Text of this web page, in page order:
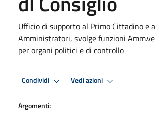
Ufficio di supporto al Primo Cittadino e
Amministratori, svolge funzioni
per organi politici e di controllo
Condividi Vedi azioni
Argomenti: